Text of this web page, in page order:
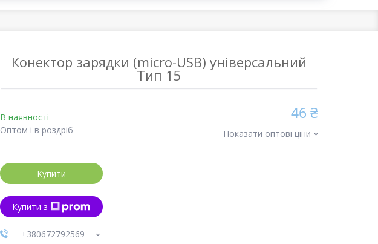
Конектор зарядки (micro-USB) універсальний
Тип 15
В наявності
Оптом і в роздріб
46 ₴
Показати оптові ціни
Купити
Купити з
+380672792569